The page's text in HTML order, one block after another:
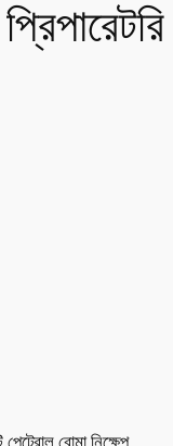
পেট্রোল বোমা নিক্ষেপ